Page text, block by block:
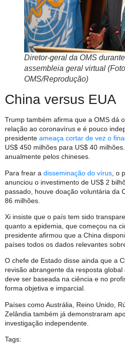
Diretor-geral da OMS
assembleia geral virtual
OMS/Reprodução)
China versus EUA
Trump também afirma que a OMS dá
relação ao coronavírus e é pouco
presidente ameaça cortar de vez o
US$ 450 milhões para US$ 40
anualmente pelos chineses.
Para frear a disseminação do vírus , o
anunciou o investimento de US$ 2
passado, houve doação voluntária da
86 milhões.
Xi insiste que o país tem sido
quanto a epidemia, que começou na
presidente afirmou que a China
países todos os dados relevantes
O chefe de Estado disse ainda que a
revisão abrangente da resposta
deve ser baseada na ciência e no
forma objetiva e imparcial.
Países como Austrália, Reino Unido,
Zelândia também já demonstraram
investigação independente.
Tags: